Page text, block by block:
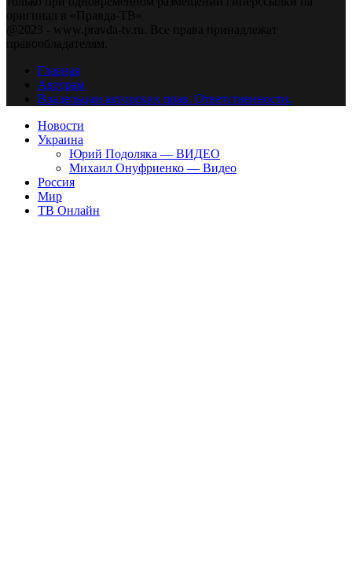
оригинал в «Правда-ТВ»
@2023 - www.pravda-tv.ru. Все права принадлежат
правообладателям.
Главная
Авторам
Владельцам авторских прав. Ответственности.
Новости
Украина
Юрий Подоляка — ВИДЕО
Михаил Онуфриенко — Видео
Россия
Мир
ТВ Онлайн